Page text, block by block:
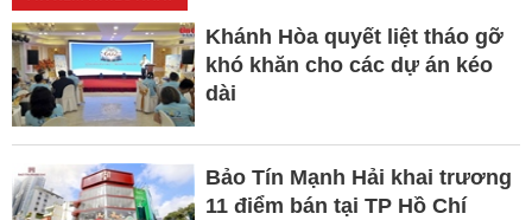
Khánh Hòa quyết liệt tháo gỡ
khó khăn cho các dự án kéo
dài
Bảo Tín Mạnh Hải khai trương
11 điểm bán tại TP Hồ Chí